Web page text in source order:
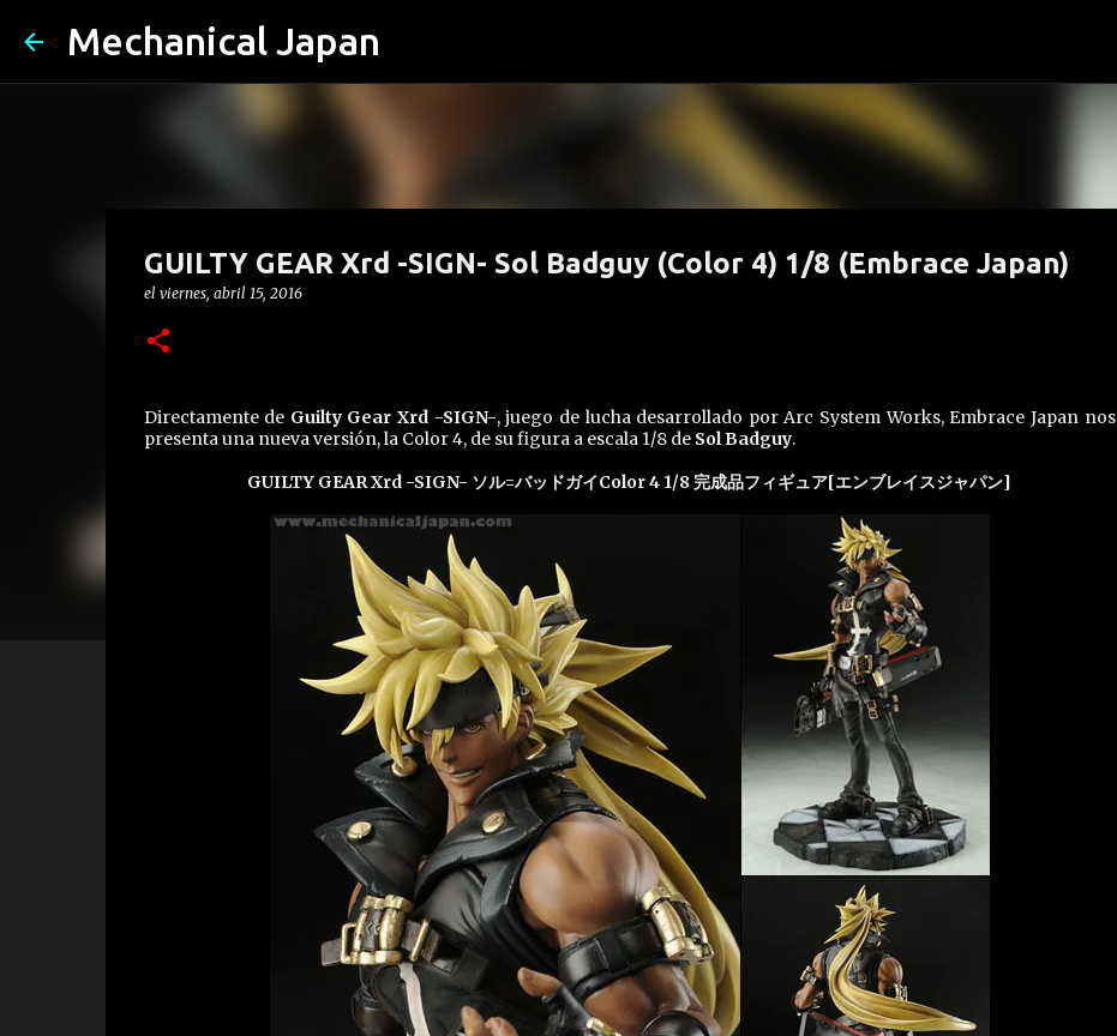
Mechanical Japan
GUILTY GEAR Xrd -SIGN- Sol Badguy (Color 4) 1/8 (Embrace Japan)
el viernes, abril 15, 2016
Directamente de Guilty Gear Xrd -SIGN-, juego de lucha desarrollado por Arc System Works, Embrace Japan nos
presenta una nueva versión, la Color 4, de su figura a escala 1/8 de Sol Badguy.
GUILTY GEAR Xrd -SIGN- ソル=バッドガイColor 4 1/8 完成品フィギュア[エンブレイスジャパン]